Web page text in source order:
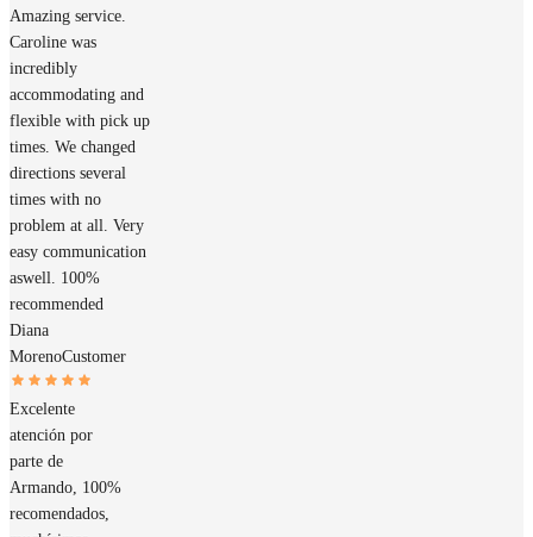
Amazing service.
Caroline was
incredibly
accommodating and
flexible with pick up
times. We changed
directions several
times with no
problem at all. Very
easy communication
aswell. 100%
recommended
Diana
MorenoCustomer
Excelente
atención por
parte de
Armando, 100%
recomendados,